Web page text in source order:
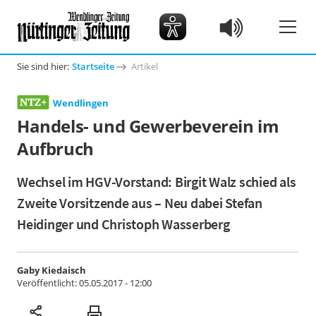
Sie sind hier: Startseite Artikel
Wendlingen
Handels- und Gewerbeverein im
Aufbruch
Wechsel im HGV-Vorstand: Birgit Walz schied als
Zweite Vorsitzende aus – Neu dabei Stefan
Heidinger und Christoph Wasserberg
Gaby Kiedaisch
Veröffentlicht:05.05.2017 - 12:00